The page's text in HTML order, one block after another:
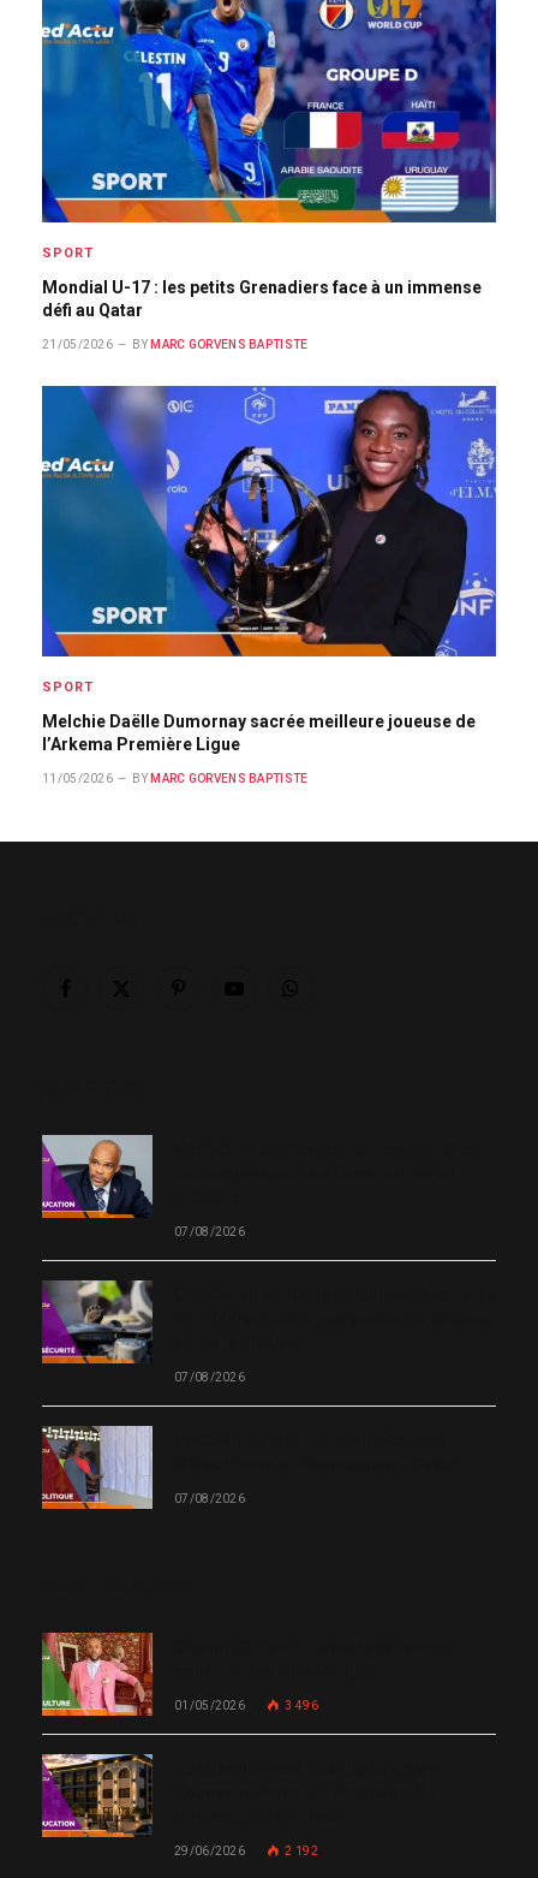
SPORT
Mondial U-17 : les petits Grenadiers face à un immense
défi au Qatar
21/05/2026 BY MARC GORVENS BAPTISTE
SPORT
Melchie Daëlle Dumornay sacrée meilleure joueuse de
l’Arkema Première Ligue
11/05/2026 BY MARC GORVENS BAPTISTE
07/08/2026
07/08/2026
07/08/2026
01/05/2026 3 496
29/06/2026 2 192